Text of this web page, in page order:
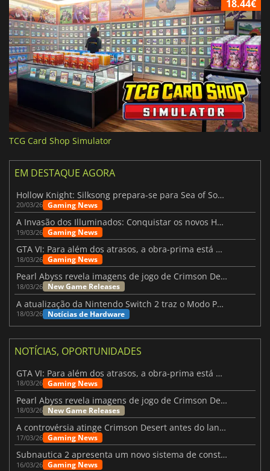
18.44€
TCG Card Shop Simulator
EM DESTAQUE AGORA
Hollow Knight: Silksong prepara-se para Sea of Sorrow com um patch
20/03/26 Gaming News
A Invasão dos Illuminados: Conquistar os novos Helldivers 2 Atualização!
19/03/26 Gaming News
GTA VI: Para além dos atrasos, a obra-prima está quase a chegar
18/03/26 Gaming News
Pearl Abyss revela imagens de jogo de Crimson Desert para a PS5
18/03/26 New Game Releases
A atualização da Nintendo Switch 2 traz o Modo Portátil aos jogos mais antigos da Switch
18/03/26 Notícias de Hardware
NOTÍCIAS, OPORTUNIDADES
GTA VI: Para além dos atrasos, a obra-prima está quase a chegar
18/03/26 Gaming News
Pearl Abyss revela imagens de jogo de Crimson Desert para a PS5
18/03/26 New Game Releases
A controvérsia atinge Crimson Desert antes do lançamento
17/03/26 Gaming News
Subnautica 2 apresenta um novo sistema de construção de bases
16/03/26 Gaming News